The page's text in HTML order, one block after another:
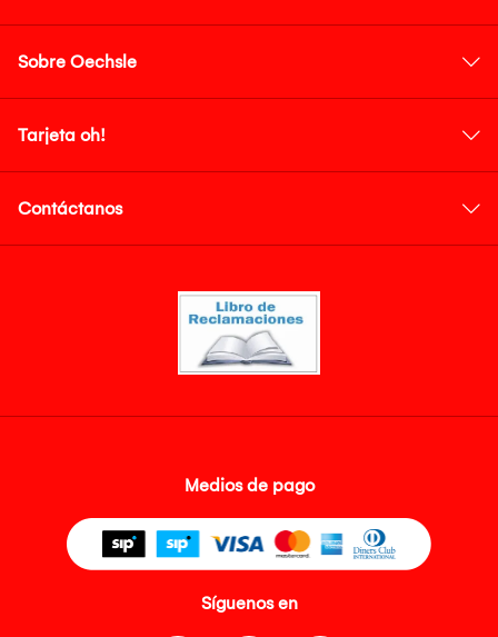
Sobre Oechsle
Tarjeta oh!
Contáctanos
Medios de pago
Síguenos en